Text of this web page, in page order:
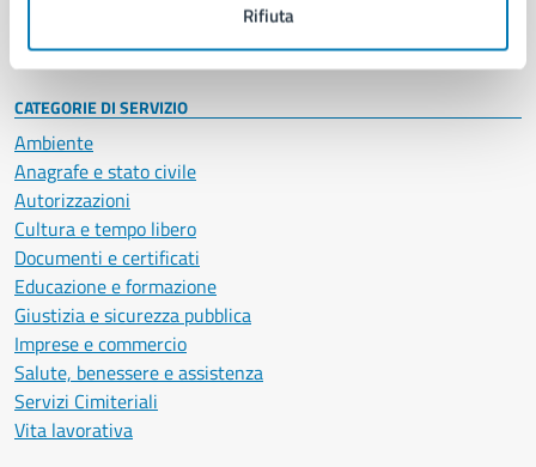
Rifiuta
Intranet, posta aziendale e protocollo
CATEGORIE DI SERVIZIO
Ambiente
Anagrafe e stato civile
Autorizzazioni
Cultura e tempo libero
Documenti e certificati
Educazione e formazione
Giustizia e sicurezza pubblica
Imprese e commercio
Salute, benessere e assistenza
Servizi Cimiteriali
Vita lavorativa